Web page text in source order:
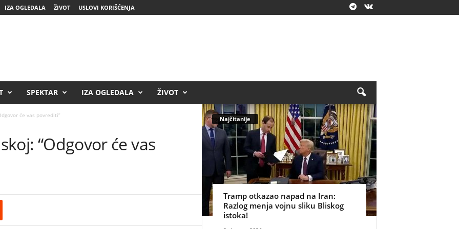
IZA OGLEDALA ŽIVOT USLOVI KORIŠĆENJA
SPEKTAR IZA OGLEDALA ŽIVOT
će vas povrediti”
“Odgovor će vas
Najčitanije
Tramp otkazao napad na Iran:
Razlog menja vojnu sliku Bliskog
istoka!